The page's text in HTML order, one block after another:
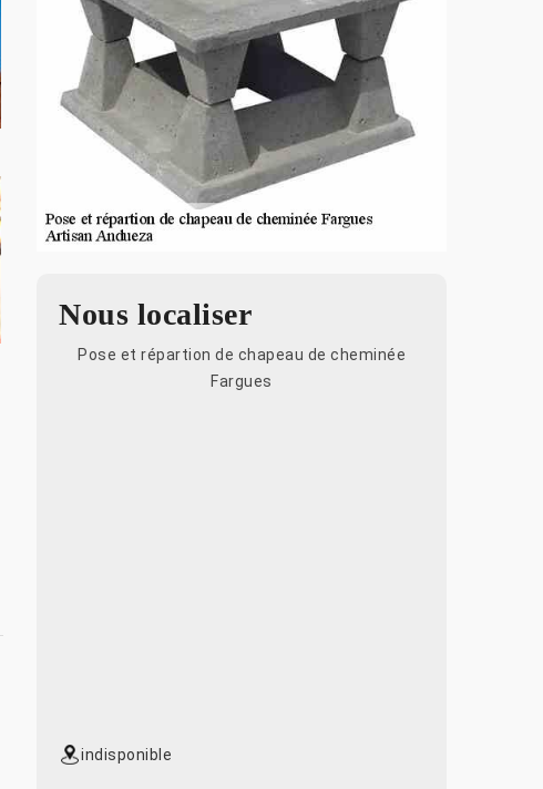
Nous localiser
Pose et répartion de chapeau de cheminée
Fargues
indisponible